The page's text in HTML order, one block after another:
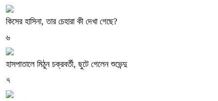
কিসের হাসিনা, তার চেহারা কী দেখা গেছে?
৬
হাসপাতালে মিঠুন চক্রবর্তী, ছুটে গেলেন শুভেন্দু
৭